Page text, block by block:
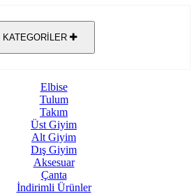
KATEGORİLER
Elbise
Tulum
Takım
Üst Giyim
Alt Giyim
Dış Giyim
Aksesuar
Çanta
İndirimli Ürünler